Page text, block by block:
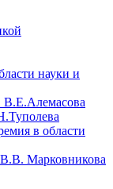
науки и
В.Е.Алемасова
в области
Марковникова